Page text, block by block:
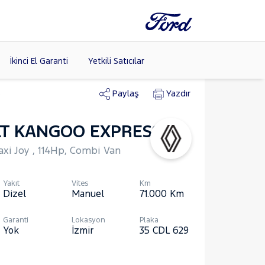
İkinci El Garanti Yetkili Satıcılar
Tüm Markaları
Paylaş Yazdır
KANGOO EXPRESS
Joy , 114Hp, Combi Van
Yakıt
Dizel
Vites
Manuel
Km
71.000 Km
Garanti
Yok
Lokasyon
İzmir
Plaka
35 CDL 629